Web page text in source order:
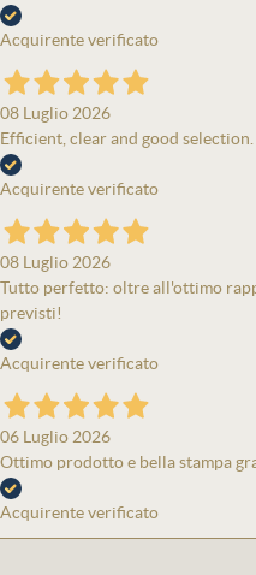
Acquirente verificato
08 Luglio 2026
Efficient, clear and good
Acquirente verificato
08 Luglio 2026
Tutto perfetto: oltre all'ottimo
previsti!
Acquirente verificato
06 Luglio 2026
Ottimo prodotto e bella stampa
Acquirente verificato